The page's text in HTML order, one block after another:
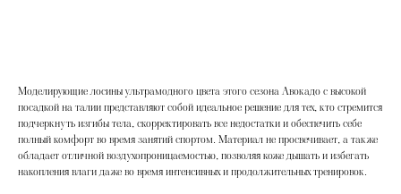
Моделирующие лосины ультрамодного цвета этого сезона Авокадо с высокой
посадкой на талии представляют собой идеальное решение для тех, кто стремится
подчеркнуть изгибы тела, скорректировать все недостатки и обеспечить себе
полный комфорт во время занятий спортом. Материал не просвечивает, а также
обладает отличной воздухопроницаемостью, позволяя коже дышать и избегать
накопления влаги даже во время интенсивных и продолжительных тренировок.